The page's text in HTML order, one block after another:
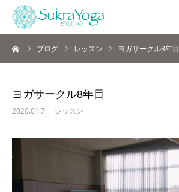
ブログ レッスン ヨガサークル8年目
ヨガサークル8年目
2020.01.7 レッスン
シュクラヨガとは
インストラクター養成講座